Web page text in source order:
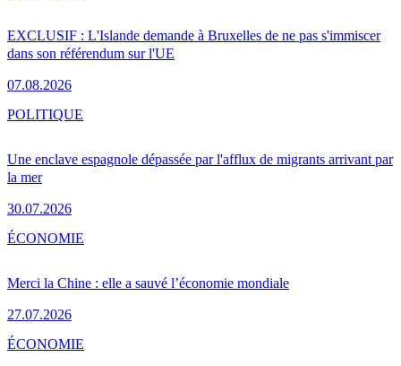
EXCLUSIF : L'Islande demande à Bruxelles de ne pas s'immiscer
dans son référendum sur l'UE
07.08.2026
Une enclave espagnole dépassée par l'afflux de migrants arrivant par
la mer
30.07.2026
POLITIQUE
Merci la Chine : elle a sauvé l’économie mondiale
27.07.2026
ÉCONOMIE
ÉCONOMIE